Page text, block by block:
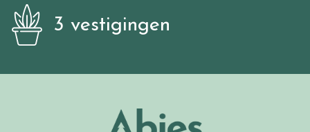
3 vestigingen